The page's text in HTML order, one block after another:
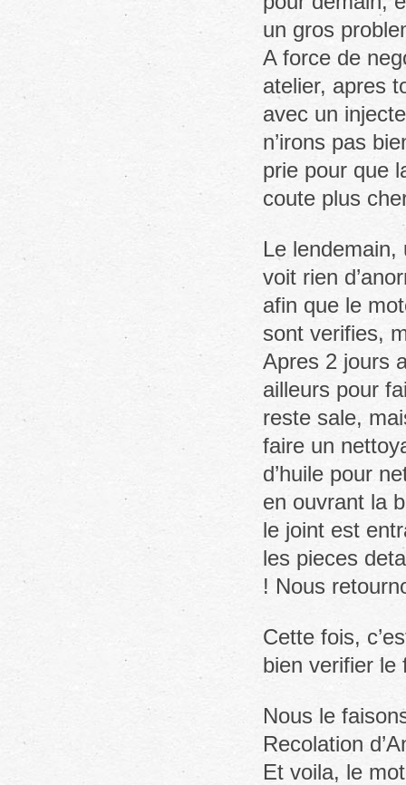
un gros
A force de
atelier, apres
avec un
n’irons pas
prie pour que
coute plus
Le
voit rien
afin que le
sont verifies,
Apres 2 jours
ailleurs pour
reste sale,
faire un
d’huile pour
en ouvrant la
le joint est
les pieces
! Nous
Cette fois,
bien verifier
Nous le
Recolation
Et voila, le